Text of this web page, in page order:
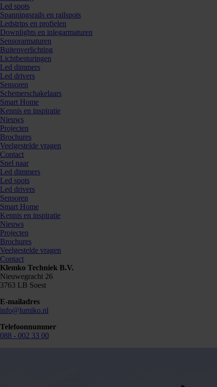
Led spots
Spanningsrails en railspots
Ledstrips en profielen
Downlights en inlegarmaturen
Sensorarmaturen
Buitenverlichting
Lichtbesturingen
Led dimmers
Led drivers
Sensoren
Schemerschakelaars
Smart Home
Kennis en inspiratie
Nieuws
Projecten
Brochures
Veelgestelde vragen
Contact
Snel naar
Led dimmers
Led spots
Led drivers
Sensoren
Smart Home
Kennis en inspiratie
Nieuws
Projecten
Brochures
Veelgestelde vragen
Contact
Klemko Techniek B.V.
Nieuwegracht 26
3763 LB Soest
E-mailadres
info@lumiko.nl
Telefoonnummer
088 - 002 33 00